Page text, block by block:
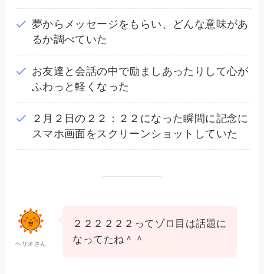
夢からメッセージをもらい、どんな意味があ
るか調べていた
お友達と会話の中で励ましあったりして心が
ふわっと軽くなった
２月２日の２２：２２になった瞬間に記念に
スマホ画面をスクリーンショットしていた
ヘリオさん
２２２２２２ってゾロ目は話題に
なってたね＾＾